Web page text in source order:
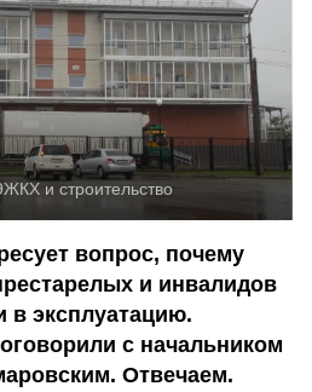
ЖКХ и строительство
вопрос, почему
и инвалидов
в эксплуатацию.
с начальником
Отвечаем.